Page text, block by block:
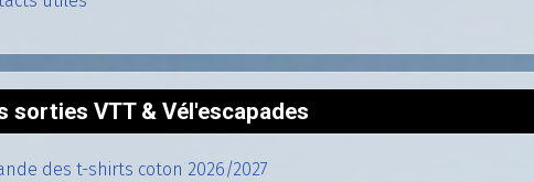
sorties VTT & Vél'escapades
des t-shirts coton 2026/2027